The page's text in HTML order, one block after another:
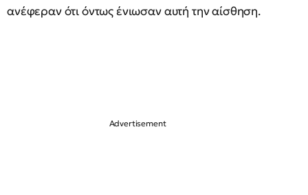
ανέφεραν ότι όντως ένιωσαν αυτή την αίσθηση. ​